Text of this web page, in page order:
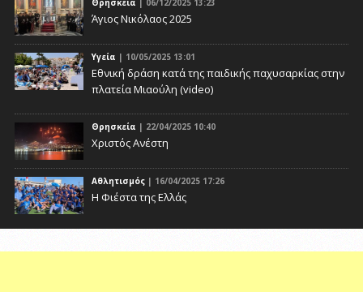
Θρησκεία | 06/12/2025 13:23
Άγιος Νικόλαος 2025
Υγεία | 10/05/2025 13:01
Eθνική δράση κατά της παιδικής παχυσαρκίας στην
πλατεία Μιαούλη (video)
Θρησκεία | 22/04/2025 10:40
Χριστός Ανέστη
Αθλητισμός | 16/04/2025 17:26
Η Φιέστα της Ελλάς